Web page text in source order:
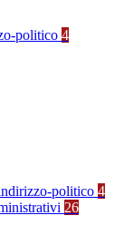
politico 4
politico 4
26